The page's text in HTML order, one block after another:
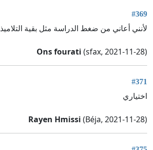
#369
لأنني أعاني من ضغط الدراسة مثل بقية التلاميذ
Ons fourati (sfax, 2021-11-28)
#371
اختياري
Rayen Hmissi (Béja, 2021-11-28)